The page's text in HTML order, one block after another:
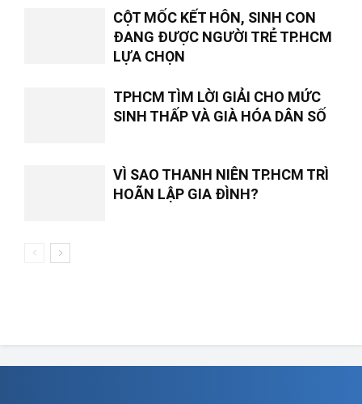
CỘT MỐC KẾT HÔN, SINH CON
ĐANG ĐƯỢC NGƯỜI TRẺ TP.HCM
LỰA CHỌN
TPHCM TÌM LỜI GIẢI CHO MỨC
SINH THẤP VÀ GIÀ HÓA DÂN SỐ
VÌ SAO THANH NIÊN TP.HCM TRÌ
HOÃN LẬP GIA ĐÌNH?